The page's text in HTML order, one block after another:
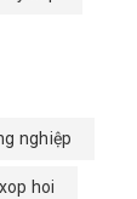
nghiệp
hoi